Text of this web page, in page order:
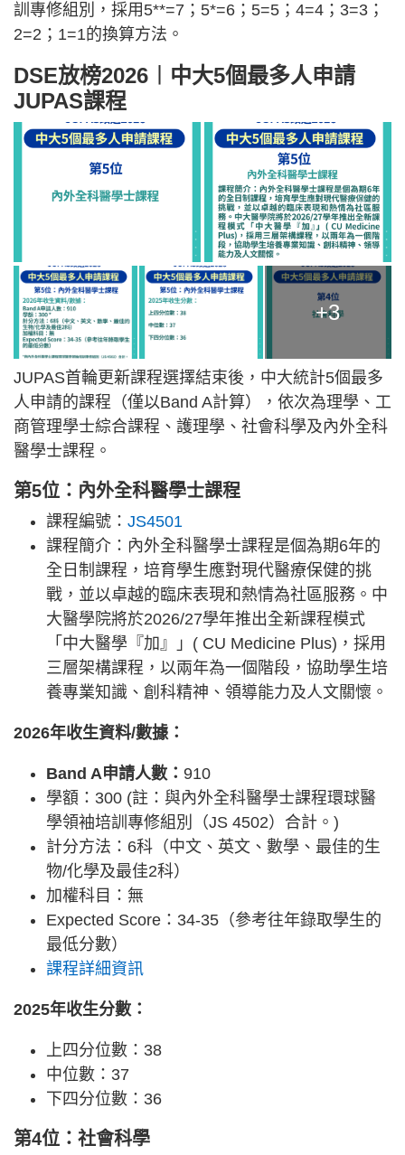
訓專修組別，採用5**=7；5*=6；5=5；4=4；3=3；
2=2；1=1的換算方法。
DSE放榜2026︱中大5個最多人申請
JUPAS課程
+3
JUPAS首輪更新課程選擇結束後，中大統計5個最多
人申請的課程（僅以Band A計算），依次為理學、工
商管理學士綜合課程、護理學、社會科學及內外全科
醫學士課程。
第5位：內外全科醫學士課程
課程編號： JS4501
課程簡介：內外全科醫學士課程是個為期6年的
全日制課程，培育學生應對現代醫療保健的挑
戰，並以卓越的臨床表現和熱情為社區服務。中
大醫學院將於2026/27學年推出全新課程模式
「中大醫學『加』」( CU Medicine Plus)，採用
三層架構課程，以兩年為一個階段，協助學生培
養專業知識、創科精神、領導能力及人文關懷。
2026年收生資料/數據：
Band A申請人數： 910
學額：300 (註：與內外全科醫學士課程環球醫
學領袖培訓專修組別（JS 4502）合計。)
計分方法：6科（中文、英文、數學、最佳的生
物/化學及最佳2科）
加權科目：無
Expected Score：34-35（參考往年錄取學生的
最低分數）
課程詳細資訊
2025年收生分數：
上四分位數：38
中位數：37
下四分位數：36
第4位：社會科學